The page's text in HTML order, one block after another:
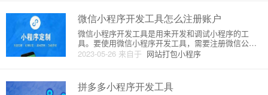
还原在小程序开发工具中创建
微信小程序开发工具怎么注册账户
2023-05-26 来自于 网站打包小程序
微信小程序开发工具是用来开发和调试小程序的工
具。要使用微信小程序开发工具，需要注册微信公众
号和小程序。以下是详细的注册流程：1.注册微信公
众号首先需要注册一个微信公众号，以便获取小程序
填写必要的注册信息，包
拼多多小程序开发工具